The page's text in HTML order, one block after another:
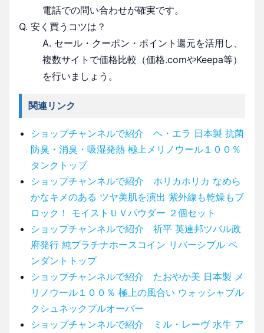
電話での問い合わせが確実です。
Q. 安く買うコツは？
A. セール・クーポン・ポイント還元を活用し、
複数サイトで価格比較（価格.comやKeepa等）
を行いましょう。
関連リンク
ショップチャンネルで紹介 ヘ・エラ 日本製 抗菌
防臭・消臭・吸湿発熱 極上メリノウール１００％
タンクトップ
ショップチャンネルで紹介 ホリカホリカ なめら
かなキメのある ツヤ美肌を演出 紫外線も乾燥もブ
ロック！ モイストＵＶパウダー ２個セット
ショップチャンネルで紹介 祈平 英連邦ツバル政
府発行 純プラチナホースコイン リバーシブル ペ
ンダントトップ
ショップチャンネルで紹介 たおやか美 日本製 メ
リノウール１００％ 極上の風合い ウォッシャブル
クシュネックプルオーバー
ショップチャンネルで紹介 ミル・レーヴ 水牛 ア